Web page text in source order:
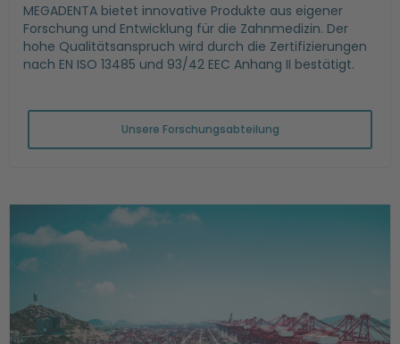
MEGADENTA bietet innovative Produkte aus eigener
Forschung und Entwicklung für die Zahnmedizin. Der
hohe Qualitätsanspruch wird durch die Zertifizierungen
nach EN ISO 13485 und 93/42 EEC Anhang II bestätigt.
Unsere Forschungsabteilung